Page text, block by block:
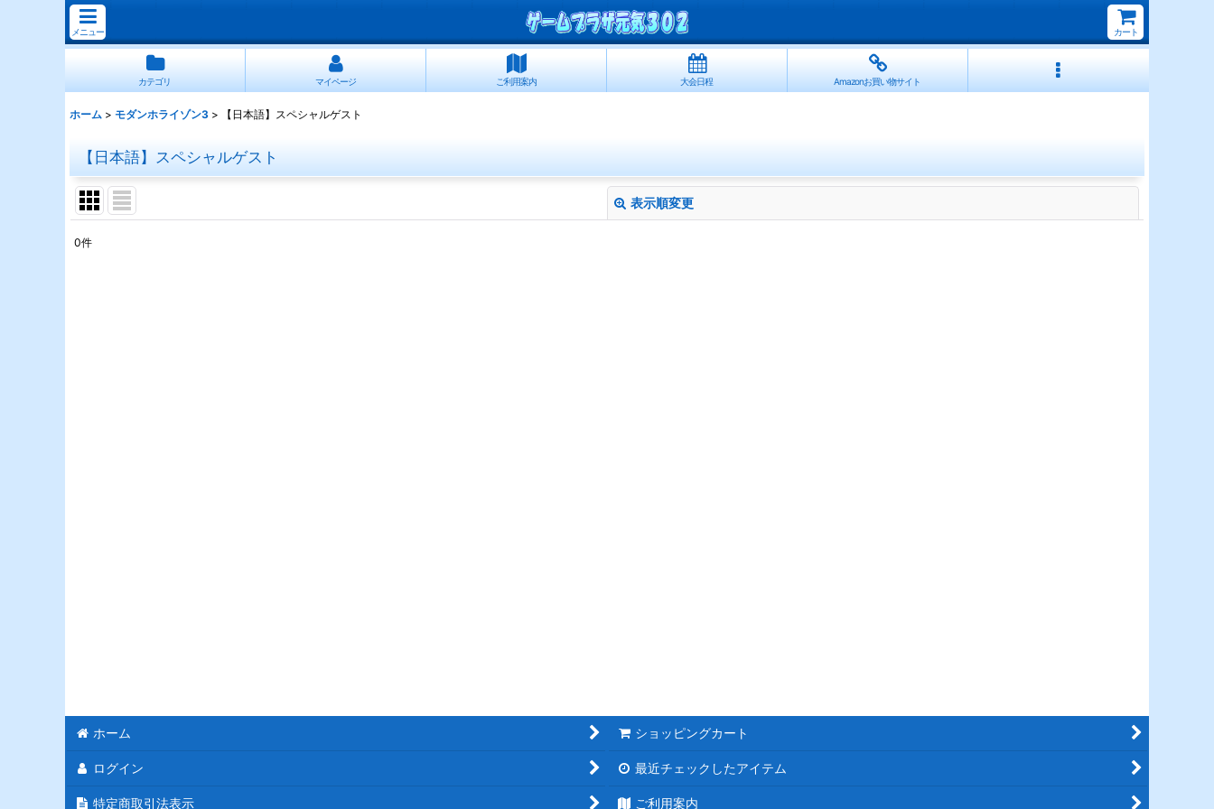
メニュー カート
カテゴリ マイページ ご利用案内 大会日程 Amazonお買い物サイト
ホーム > モダンホライゾン3 > 【日本語】スペシャルゲスト
【日本語】スペシャルゲスト
表示順変更
0件
ホーム ショッピングカート
ログイン 最近チェックしたアイテム
特定商取引法表示 ご利用案内